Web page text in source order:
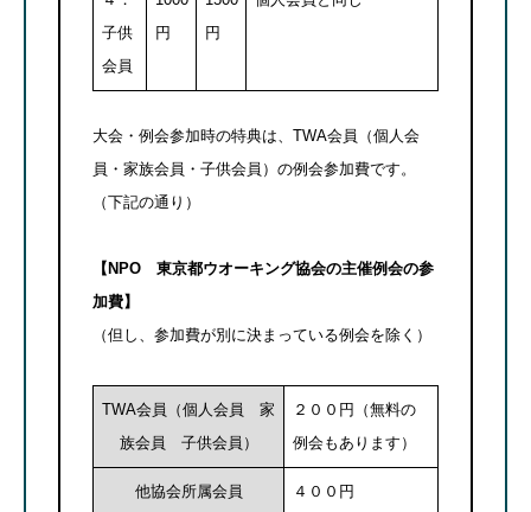
子供
会員
円
円
大会・例会参加時の特典は、TWA会員（個人会
員・家族会員・子供会員）の例会参加費です。
（下記の通り）
【NPO 東京都ウオーキング協会の主催例会の参
加費】
（但し、参加費が別に決まっている例会を除く）
TWA会員（個人会員 家
族会員 子供会員）
２００円（無料の
例会もあります）
他協会所属会員 ４００円